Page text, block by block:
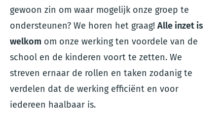
gewoon zin om waar mogelijk onze groep te
ondersteunen? We horen het graag! Alle inzet is
welkom om onze werking ten voordele van de
school en de kinderen voort te zetten. We
streven ernaar de rollen en taken zodanig te
verdelen dat de werking efficiënt en voor
iedereen haalbaar is.